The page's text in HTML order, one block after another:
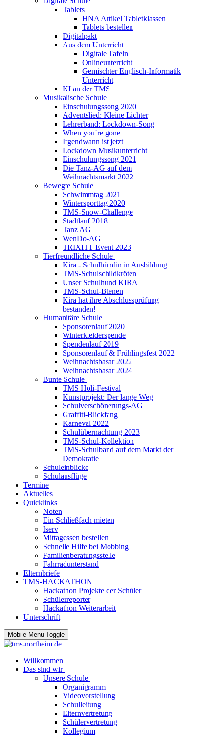
Tablets
HNA Artikel Tabletklassen
Tablets bestellen
Digitalpakt
Aus dem Unterricht
Digitale Tafeln
Onlineunterricht
Gemischter Englisch-Informatik
Unterricht
KI an der TMS
Musikalische Schule
Einschulungssong 2020
Adventslied: Kleine Lichter
Lehrerband: Lockdown-Song
When you´re gone
Irgendwann ist jetzt
Lockdown Musikunterricht
Einschulungssong 2021
Die Tanz-AG auf dem
Weihnachtsmarkt 2022
Bewegte Schule
Schwimmtag 2021
Wintersporttag 2020
TMS-Snow-Challenge
Stadtlauf 2018
Tanz AG
WenDo-AG
TRIXITT Event 2023
Tierfreundliche Schule
Kira - Schulhündin in Ausbildung
TMS-Schulschildkröten
Unser Schulhund KIRA
TMS-Schul-Bienen
Kira hat ihre Abschlussprüfung
bestanden!
Humanitäre Schule
Sponsorenlauf 2020
Winterkleiderspende
Spendenlauf 2019
Sponsorenlauf & Frühlingsfest 2022
Weihnachtsbasar 2022
Weihnachtsbasar 2024
Bunte Schule
TMS Holi-Festival
Kunstprojekt: Der lange Weg
Schulverschönerungs-AG
Graffiti-Blickfang
Karneval 2022
Schulübernachtung 2023
TMS-Schul-Kollektion
TMS-Schulband auf dem Markt der
Demokratie
Schuleinblicke
Schulausflüge
Termine
Aktuelles
Quicklinks
Noten
Ein Schließfach mieten
Iserv
Mittagessen bestellen
Schnelle Hilfe bei Mobbing
Familienberatungsstelle
Fahrradunterstand
Elternbriefe
TMS-HACKATHON
Hackathon Projekte der Schüler
Schülerreporter
Hackathon Weiterarbeit
Unterschrift
Mobile Menu Toggle
Willkommen
Das sind wir
Unsere Schule
Organigramm
Videovorstellung
Schulleitung
Elternvertretung
Schülervertretung
Kollegium